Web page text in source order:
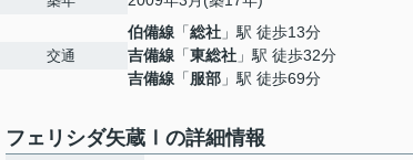
交通
伯備線 「総社 」駅 徒歩13分
吉備線 「東総社 」駅 徒歩32分
吉備線 「服部 」駅 徒歩69分
フェリシダ矢蔵Ⅰの詳細情報